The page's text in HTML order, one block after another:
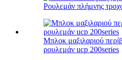
Ρουλεμάν πλήμνης
Μπλοκ μαξιλαριού
ρουλεμάν ucp 200series